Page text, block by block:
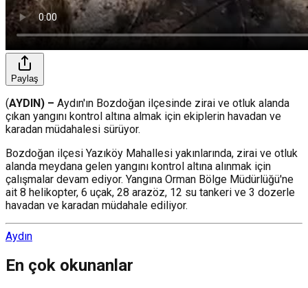
Paylaş
(AYDIN) – Aydın'ın Bozdoğan ilçesinde zirai ve otluk alanda
çıkan yangını kontrol altına almak için ekiplerin havadan ve
karadan müdahalesi sürüyor.
Bozdoğan ilçesi Yazıköy Mahallesi yakınlarında, zirai ve otluk
alanda meydana gelen yangını kontrol altına alınmak için
çalışmalar devam ediyor. Yangına Orman Bölge Müdürlüğü'ne
ait 8 helikopter, 6 uçak, 28 arazöz, 12 su tankeri ve 3 dozerle
havadan ve karadan müdahale ediliyor.
Aydın
En çok okunanlar